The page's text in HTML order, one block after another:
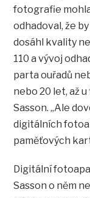
fotografie
odhadoval, že
dosáhl kvality
110 a vývoj
parta ouřadů
nebo 20 let, až
Sasson. „Ale
digitálních
paměťových
Digitální
Sasson o něm